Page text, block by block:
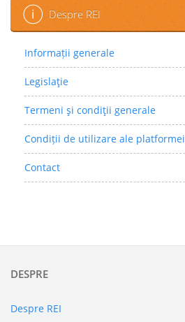
Despre REI
Informații generale
Legislaţie
Termeni şi condiţii generale
Condiții de utilizare ale platformei
Contact
DESPRE
Despre REI